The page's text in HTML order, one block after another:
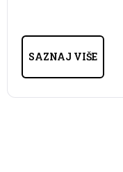
SAZNAJ VIŠE